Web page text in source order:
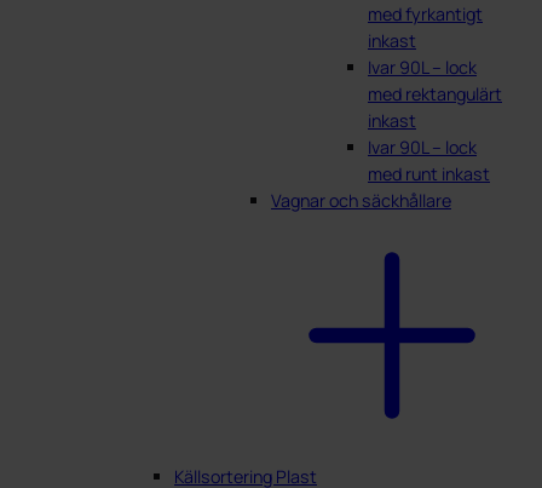
med fyrkantigt
inkast
Ivar 90L – lock
med rektangulärt
inkast
Ivar 90L – lock
med runt inkast
Vagnar och säckhållare
Källsortering Plast